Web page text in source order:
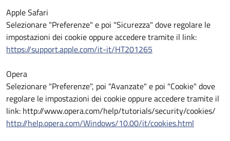
Apple Safari
Selezionare "Preferenze" e poi "Sicurezza" dove regolare le
impostazioni dei cookie oppure accedere tramite il link:
https://support.apple.com/it-it/HT201265
Opera
Selezionare "Preferenze", poi "Avanzate" e poi "Cookie" dove
regolare le impostazioni dei cookie oppure accedere tramite il
link: http://www.opera.com/help/tutorials/security/cookies/
http://help.opera.com/Windows/10.00/it/cookies.html